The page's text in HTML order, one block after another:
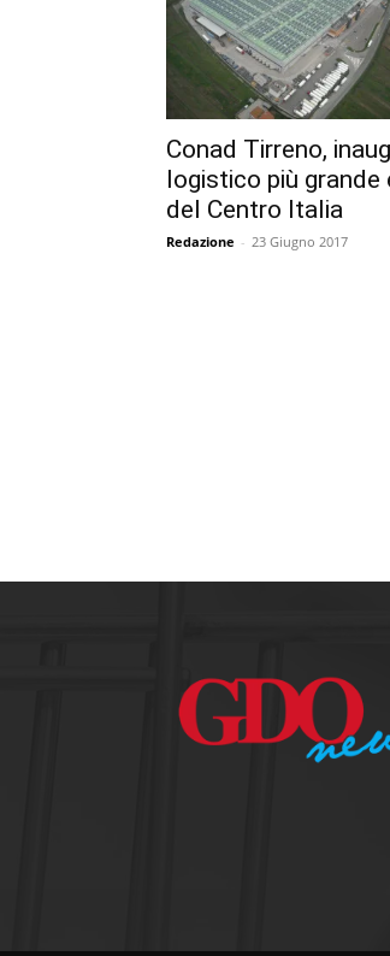
Conad Tirreno,
logistico più grande
del Centro Italia
Redazione - 23 Giugno 2017